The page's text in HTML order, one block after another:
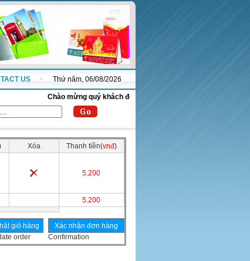
US Thứ năm, 06/08/2026
Chào mừng quý khách đến với website thanhnha.com !
Xóa Thanh tiền(vnđ)
5.200
5.200
order Confirmation